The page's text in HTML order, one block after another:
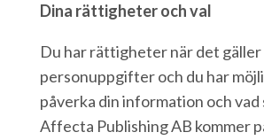
Dina rättigheter och val
Du har rättigheter när det gäller
personuppgifter och du har
påverka din information och vad
Affecta Publishing AB kommer